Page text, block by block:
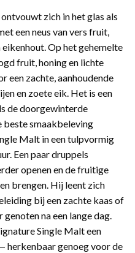
zich in het glas als
een neus van vers fruit,
Op het gehemelte
fruit, honing en lichte
een zachte, aanhoudende
en zoete eik. Het is een
de doorgewinterde
beste smaakbeleving
Malt in een tulpvormig
Een paar druppels
openen en de fruitige
brengen. Hij leent zich
bij een zachte kaas of
na een lange dag.
Single Malt een
herkenbaar genoeg voor de